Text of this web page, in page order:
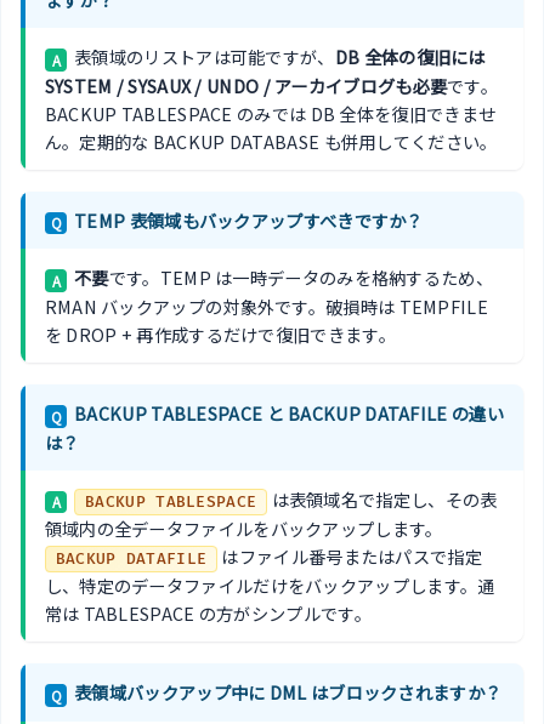
A 表領域のリストアは可能ですが、 DB 全体の復旧には
SYSTEM / SYSAUX / UNDO / アーカイブログも必要です。
BACKUP TABLESPACE のみでは DB 全体を復旧できませ
ん。定期的な BACKUP DATABASE も併用してください。
Q TEMP 表領域もバックアップすべきですか？
A 不要です。TEMP は一時データのみを格納するため、
RMAN バックアップの対象外です。破損時は TEMPFILE
を DROP + 再作成するだけで復旧できます。
Q
BACKUP TABLESPACE と BACKUP DATAFILE の違い
は？
A BACKUP TABLESPACE
は表領域名で指定し、その表
領域内の全データファイルをバックアップします。
BACKUP DATAFILE
はファイル番号またはパスで指定
し、特定のデータファイルだけをバックアップします。通
常は TABLESPACE の方がシンプルです。
Q 表領域バックアップ中に DML はブロックされますか？